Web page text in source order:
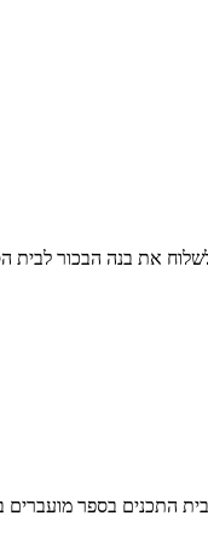
את בנה הבכור לבית
התכנים בספר